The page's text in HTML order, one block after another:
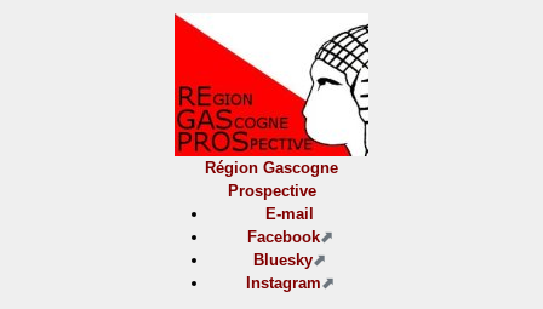
Région Gascogne
Prospective
E-mail
Facebook
Bluesky
Instagram